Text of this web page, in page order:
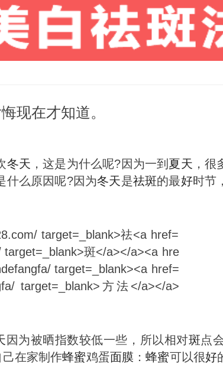
现在才知道。
冬天 ，这是为什么呢?因为一到 夏天 ，
什么原因呢?因为冬天是祛斑的最好时节
因为被晒指数较低一些，所以相对斑点
在家制作蜂蜜鸡蛋面膜 ：蜂蜜可以很好